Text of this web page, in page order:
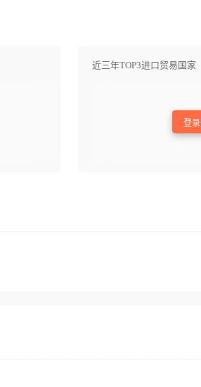
近三年TOP3进口贸易国家
登